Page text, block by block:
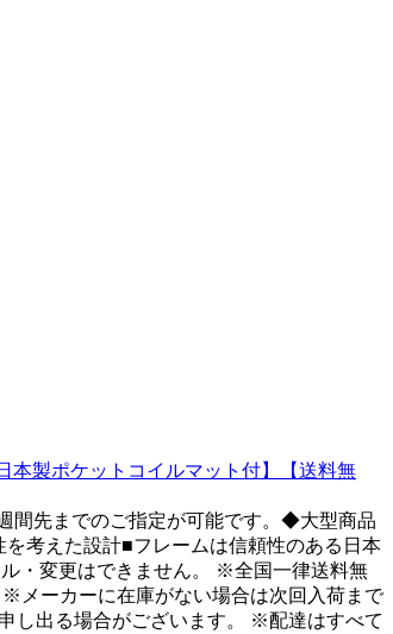
本製ポケットコイルマット付】【送料無
間先までのご指定が可能です。◆大型商品
考えた設計■フレームは信頼性のある日本
・変更はできません。 ※全国一律送料無
メーカーに在庫がない場合は次回入荷まで
し出る場合がございます。 ※配達はすべて